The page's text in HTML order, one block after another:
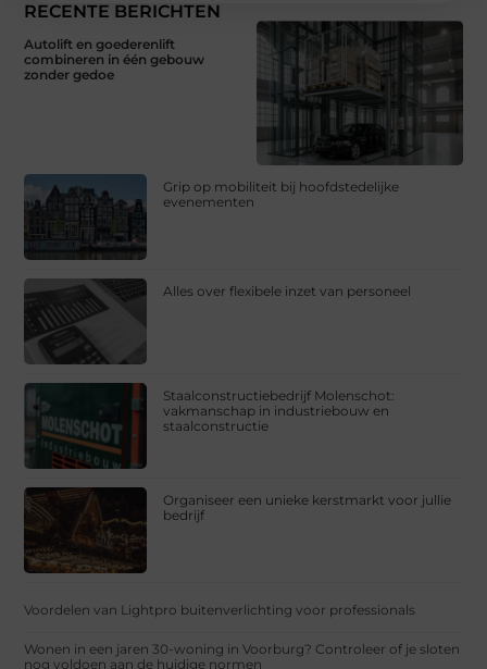
RECENTE BERICHTEN
Autolift en goederenlift
combineren in één gebouw
zonder gedoe
Grip op mobiliteit bij hoofdstedelijke
evenementen
Alles over flexibele inzet van personeel
Staalconstructiebedrijf Molenschot:
vakmanschap in industriebouw en
staalconstructie
Organiseer een unieke kerstmarkt voor jullie
bedrijf
Voordelen van Lightpro buitenverlichting voor professionals
Wonen in een jaren 30-woning in Voorburg? Controleer of je sloten
nog voldoen aan de huidige normen